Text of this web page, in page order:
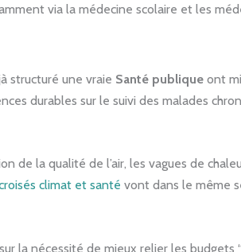
via la médecine scolaire et les
structuré une vraie Santé publique ont
durables sur le suivi des malades
de la qualité de l’air, les vagues de
climat et santé vont dans le même
la nécessité de mieux relier les budgets